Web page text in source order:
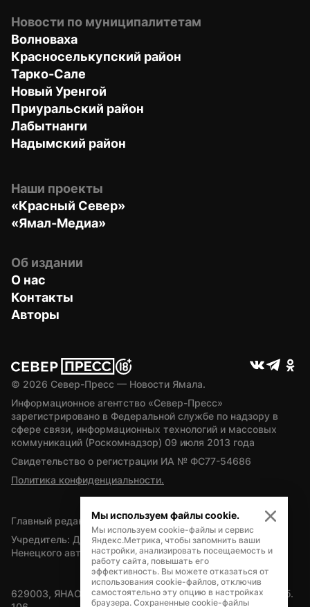
Новости по муниципалитетам
Волноваха
Красноселькупский район
Тарко-Сале
Новый Уренгой
Приуральский район
Лабытнанги
Надымский район
Наши проекты
«Красный Север»
«Ямал-Медиа»
Об издании
О нас
Контакты
Авторы
© 2026 Север-Пресс — Новости Ямала.
Информационное агентство «Север-Пресс»
зарегистрировано в Федеральной службе по надзору в
сфере связи, информационных технологий и массовых
коммуникаций (Роскомнадзор) 09 июля 2013 года
Свидетельство о регистрации ИА № ФС77-54686
Политика конфиденциальности.
Главный редактор — А.Л. Поздеев
Учредитель: Департамент внутренней политики Ямало-
Ненецкого автономного округа
629003, ЯНАО, Салехард, мкр. Богдана Кнунянца, д.1, каб.
Мы используем файлы cookie.
Мы используем cookie-файлы и сервис
Яндекс.Метрика, чтобы запомнить ваши
настройки, анализировать посещаемость и
работу сайта, повышать его
эффективность. Вы можете отказаться от
использования cookie-файлов, отключив
самостоятельно эту опцию в настройках
браузера. Сохраненные cookie-файлы